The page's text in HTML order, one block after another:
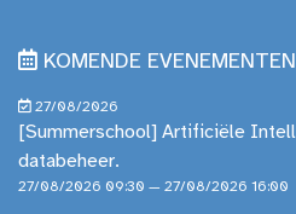
KOMENDE EVENEMENTEN
27/08/2026
[Summerschool] Artificiële
databeheer.
27/08/2026 09:30 — 27/08/2026 16:00